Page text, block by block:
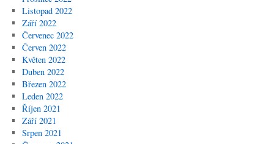
Listopad 2022
Září 2022
Červenec 2022
Červen 2022
Květen 2022
Duben 2022
Březen 2022
Leden 2022
Říjen 2021
Září 2021
Srpen 2021